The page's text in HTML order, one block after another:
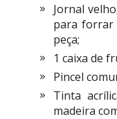
Jornal
para forrar
peça;
1 caixa de
Pincel
Tinta
madeira